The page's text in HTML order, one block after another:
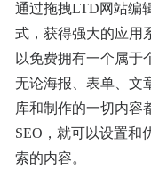
通过拖拽LTD网站编
式，获得强大的应用
以免费拥有一个属于
无论海报、表单、文
库和制作的一切内容
SEO，就可以设置和
索的内容。